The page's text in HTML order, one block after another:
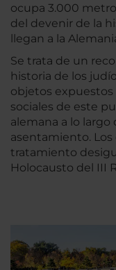
ocupa 3.000
del devenir de la
llegan a la
Se trata de un
historia de los
objetos
sociales de este
alemana a lo largo
asentamiento.
tratamiento
Holocausto del III